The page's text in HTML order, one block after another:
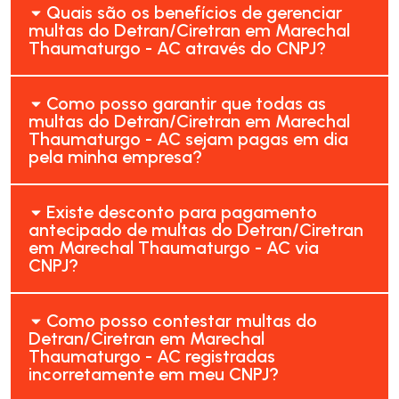
Quais são os benefícios de gerenciar
multas do Detran/Ciretran em Marechal
Thaumaturgo - AC através do CNPJ?
Como posso garantir que todas as
multas do Detran/Ciretran em Marechal
Thaumaturgo - AC sejam pagas em dia
pela minha empresa?
Existe desconto para pagamento
antecipado de multas do Detran/Ciretran
em Marechal Thaumaturgo - AC via
CNPJ?
Como posso contestar multas do
Detran/Ciretran em Marechal
Thaumaturgo - AC registradas
incorretamente em meu CNPJ?